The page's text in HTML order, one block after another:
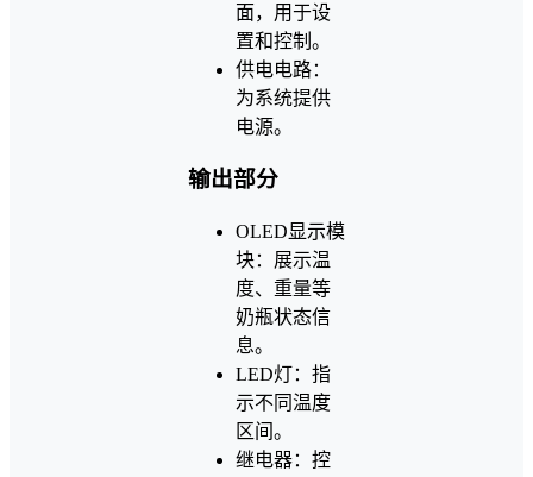
面，用于设
置和控制。
供电电路：
为系统提供
电源。
输出部分
OLED显示模
块：展示温
度、重量等
奶瓶状态信
息。
LED灯：指
示不同温度
区间。
继电器：控